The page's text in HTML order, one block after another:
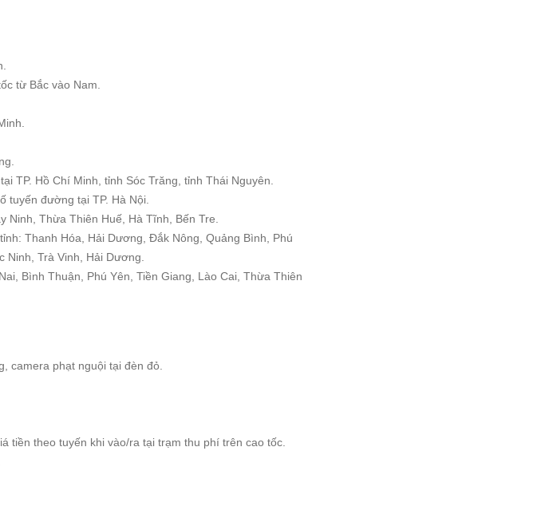
từ Bắc vào Nam.
TP. Hồ Chí Minh, tỉnh Sóc Trăng, tỉnh Thái Nguyên.
tuyến đường tại TP. Hà Nội.
Ninh, Thừa Thiên Huế, Hà Tĩnh, Bến Tre.
Thanh Hóa, Hải Dương, Đắk Nông, Quảng Bình, Phú
Ninh, Trà Vinh, Hải Dương.
Bình Thuận, Phú Yên, Tiền Giang, Lào Cai, Thừa Thiên
camera phạt nguội tại đèn đỏ.
tiền theo tuyến khi vào/ra tại trạm thu phí trên cao tốc.